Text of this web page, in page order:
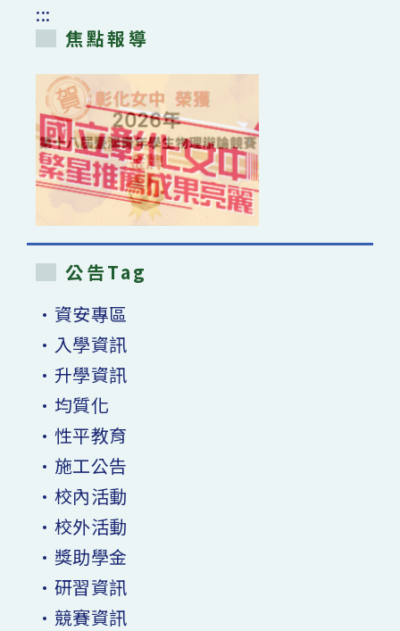
:::
焦點報導
公告Tag
•資安專區
•入學資訊
•升學資訊
•均質化
•性平教育
•施工公告
•校內活動
•校外活動
•獎助學金
•研習資訊
•競賽資訊